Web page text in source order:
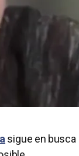
sigue en busca